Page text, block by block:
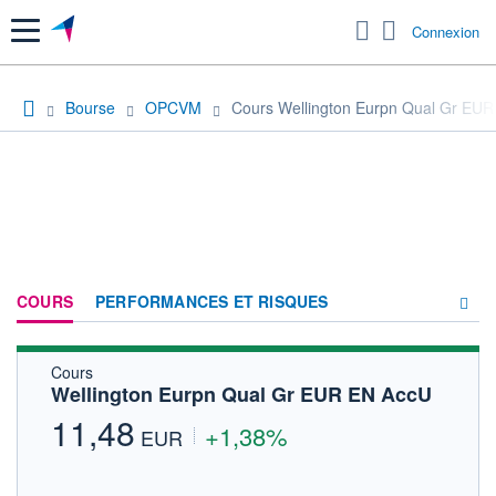
Menu Connexion
Bourse OPCVM Cours Wellington Eurpn Qual Gr
COURS PERFORMANCES ET RISQUES
Cours
Wellington Eurpn Qual Gr EUR EN AccU
11,48 EUR +1,38%